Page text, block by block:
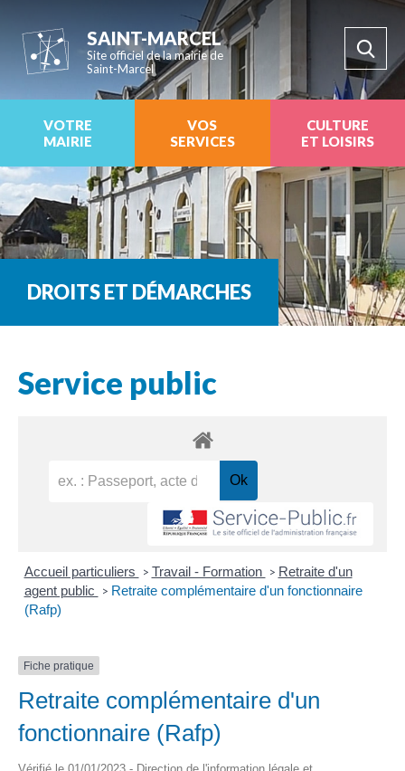
SAINT-MARCEL
Site officiel de la mairie de
Saint-Marcel
VOTRE
MAIRIE
VOS
SERVICES
CULTURE
ET LOISIRS
DROITS ET DÉMARCHES
Service public
Accueil particuliers > Travail - Formation > Retraite d'un
agent public
> Retraite complémentaire d'un fonctionnaire
(Rafp)
Fiche pratique
Retraite complémentaire d'un
fonctionnaire (Rafp)